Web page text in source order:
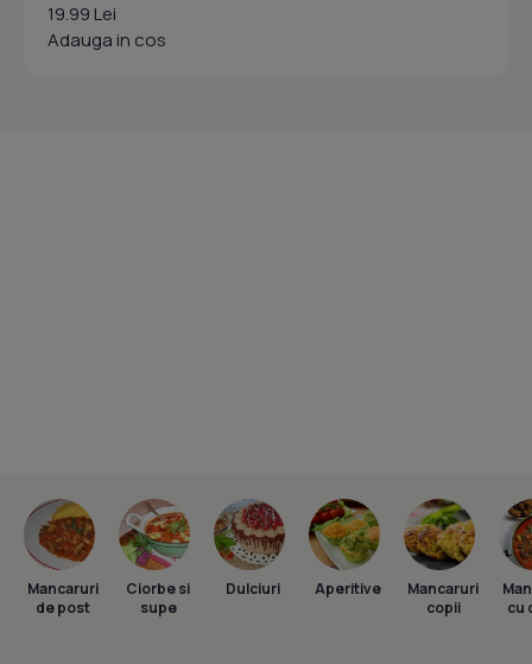
19.99 Lei
Adauga in cos
Mancaruri
de post
Ciorbe si
supe
Dulciuri Aperitive
Mancaruri
copii
cu